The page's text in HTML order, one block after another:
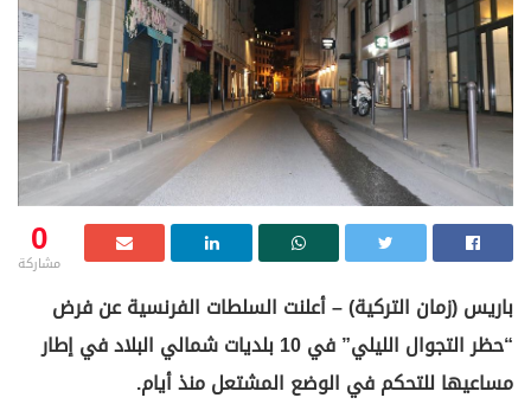
0
مشاركة
باريس (زمان التركية) – أعلنت السلطات الفرنسية عن فرض
“حظر التجوال الليلي” في 10 بلديات شمالي البلاد في إطار
مساعيها للتحكم في الوضع المشتعل منذ أيام.